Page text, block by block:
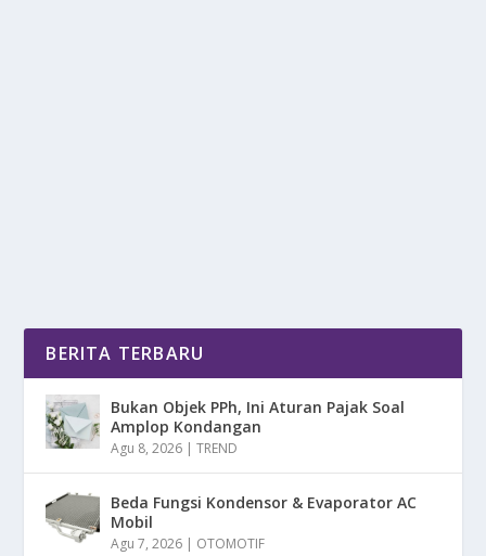
BERITA TERBARU
Bukan Objek PPh, Ini Aturan Pajak Soal
Amplop Kondangan
Agu 8, 2026 |TREND
Beda Fungsi Kondensor & Evaporator AC
Mobil
Agu 7, 2026 | OTOMOTIF